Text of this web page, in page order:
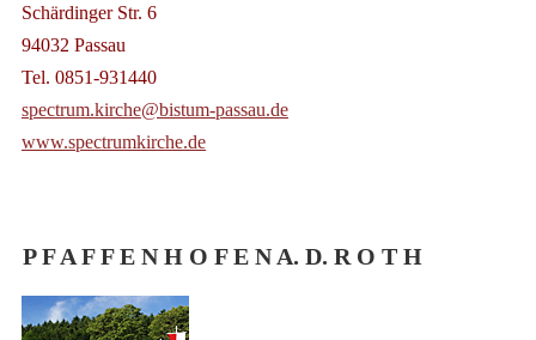
Schärdinger Str. 6
94032 Passau
Tel. 0851-931440
spectrum.kirche@bistum-passau.de
www.spectrumkirche.de
P F A F F E N H O F E N A. D. R O T H